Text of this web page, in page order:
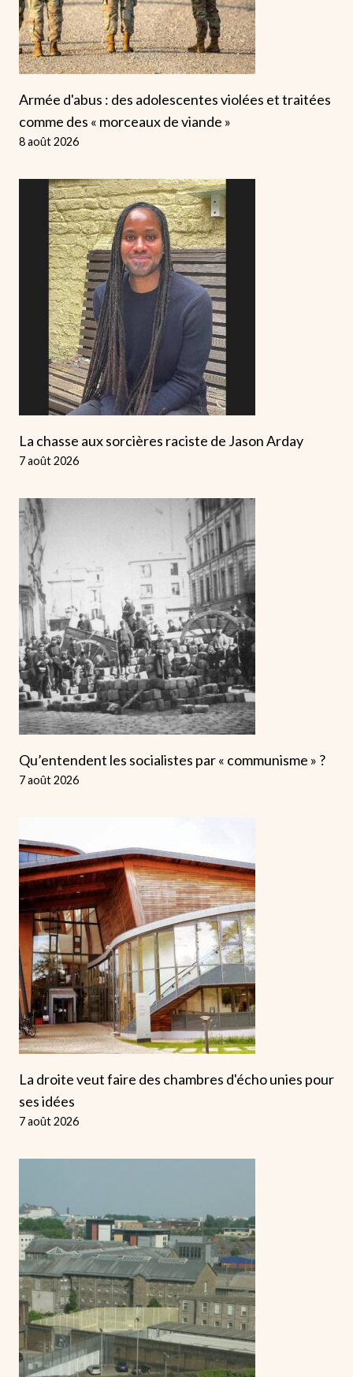
Armée d'abus : des adolescentes violées et traitées
comme des « morceaux de viande »
8 août 2026
La chasse aux sorcières raciste de Jason Arday
7 août 2026
Qu’entendent les socialistes par « communisme » ?
7 août 2026
La droite veut faire des chambres d'écho unies pour
ses idées
7 août 2026